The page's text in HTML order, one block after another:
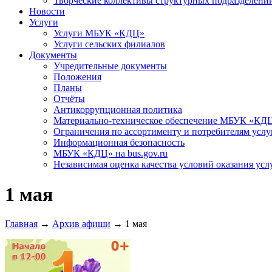
Новости
Услуги
Услуги МБУК «КДЦ»
Услуги сельских филиалов
Документы
Учредительные документы
Положения
Планы
Отчёты
Антикоррупционная политика
Материально-техническое обеспечение МБУК
Ограничения по ассортименту и потребителям
Информационная безопасность
МБУК «КДЦ» на bus.gov.ru
Независимая оценка качества условий оказания
1 мая
Главная → Архив афиши → 1 мая